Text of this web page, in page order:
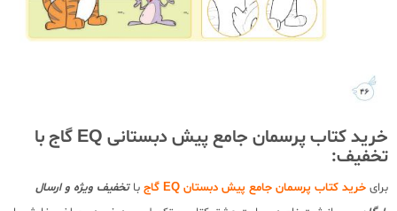
خرید کتاب پرسمان جامع پیش دبستانی EQ گاج با
تخفیف:
برای خرید کتاب پرسمان جامع پیش دبستان EQ گاج باتخفیف ویژه و ارسال